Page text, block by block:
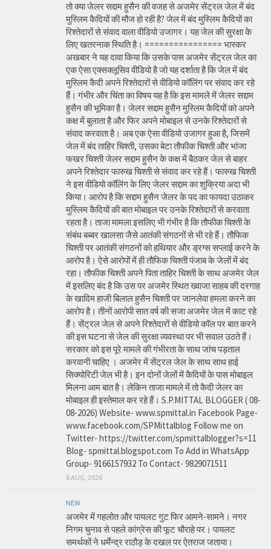
तो क्या जेलर सद्दाम हुसैन की वजह से अजमेर सेंट्रल जेल में बंद
मुस्लिम कैदियों की मौज हो रही है? जेल में बंद मुस्लिम कैदियों का
रिश्तेदारों से संवाद वाला वीडियो उजागर। यह जेल की सुरक्षा के
लिए खतरनाक स्थिति है। ================ भास्कर
अखबार ने यह दावा किया कि उसके पास अजमेर सेंट्रल जेल का
एक ऐसा एक्सक्लूसिव वीडियो है जो यह दर्शाता है कि जेल में बंद
मुस्लिम कैदी अपने रिश्तेदारों से वीडियो कॉलिंग पर संवाद कर रहे
हैं। गंभीर और चिंता का विषय यह है कि इस मामले में जेलर सद्दाम
हुसैन की भूमिका है। जेलर सद्दाम हुसैन मुस्लिम कैदियों को अपने
कक्ष में बुलाता है और फिर अपने मोबाइल से उनके रिश्तेदारों से
संवाद करवाता है। अब एक ऐसा वीडियो उजागर हुआ है, जिसमें
जेल में बंद ताहिर चिश्ती, उसका बेटा तौफीक चिश्ती और भांजा
फखर चिश्ती जेलर सद्दाम हुसैन के कक्ष में बैठकर जेल से बाहर
अपने रिश्तेदार फारुख चिश्ती से संवाद कर रहे हैं। फारुख चिश्ती
ने इस वीडियो कॉलिंग के लिए जेलर सद्दाम का शुक्रिया अदा भी
किया। आरोप है कि सद्दाम हुसैन जेलर के पद का फायदा उठाकर
मुस्लिम कैदियों की बात मोबाइल पर उनके रिश्तेदारों से करवाता
रहता है। ताजा मामला इसलिए भी गंभीर है कि तौफीक चिश्ती के
संबंध बब्बर खालसा जैसे आतंकी संगठनों से भी रहे हैं। तौफिक
चिश्ती पर आतंकी संगठनों को हथियार और ड्रग्स सप्लाई करने के
आरोप है। ऐसे आरोपों में ही तौफिक चिश्ती पंजाब के जेलों में बंद
रहा। तौफीक चिश्ती अपने पिता ताहिर चिश्ती के साथ अजमेर जेल
में इसलिए बंद है कि उस पर अजमेर स्थित ख्वाजा साहब की दरगाह
के खादिम हाजी बिलाल हुसैन चिश्ती पर जानलेवा हमला करने का
आरोप है। तीनों आरोपी सात वर्ष की सजा अजमेर जेल में काट रहे
हैं। सेंट्रल जेल से अपने रिश्तेदारों से वीडियो कॉल पर बात करने
की इस घटना से जेल की सुरक्षा व्यवस्था पर भी सवाल उठते हैं।
सरकार को इस पूरे मामले की गंभीरता के साथ जांच पड़ताल
करवानी चाहिए । अजमेर में सेंट्रल जेल के साथ साथ हाई
सिक्योरिटी जेल भी है। इन दोनों जेलों में कैदियों के पास मोबाइल
मिलना आम बात है। लेकिन ताजा मामले में तो कैदी जेलर का
मोबाइल ही इस्तेमाल कर रहे हैं। S.P.MITTAL BLOGGER ( 08-
08-2026) Website- www.spmittal.in Facebook Page-
www.facebook.com/SPMittalblog Follow me on
Twitter- https://twitter.com/spmittalblogger?s=11
Blog- spmittal.blogspot.com To Add in WhatsApp
Group- 9166157932 To Contact- 9829071511
8 AUG, 2026
NEW
अजमेर में गहलोत और पायलट गुट फिर आमने-सामने। नगर
निगम चुनाव से पहले कांग्रेस की फूट चौराहे पर। पायलट
समर्थकों ने धर्मेन्द्र राठौड़ के दखल पर ऐतराज जताया।